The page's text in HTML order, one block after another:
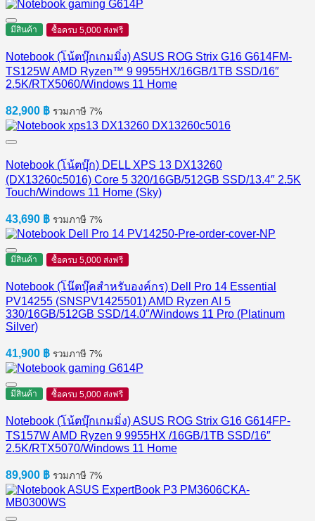
มีสินค้า ซื้อครบ 5,000 ส่งฟรี
Notebook (โน้ตบุ๊กเกมมิ่ง) ASUS ROG Strix G16 G614FM-
TS125W AMD Ryzen™ 9 9955HX/16GB/1TB SSD/16″
2.5K/RTX5060/Windows 11 Home
82,900 ฿ รวมภาษี 7%
Notebook (โน้ตบุ๊ก) DELL XPS 13 DX13260
(DX13260c5016) Core 5 320/16GB/512GB SSD/13.4″ 2.5K
Touch/Windows 11 Home (Sky)
43,690 ฿ รวมภาษี 7%
มีสินค้า ซื้อครบ 5,000 ส่งฟรี
Notebook (โน๊ตบุ๊คสำหรับองค์กร) Dell Pro 14 Essential
PV14255 (SNSPV1425501) AMD Ryzen AI 5
330/16GB/512GB SSD/14.0″/Windows 11 Pro (Platinum
Silver)
41,900 ฿ รวมภาษี 7%
มีสินค้า ซื้อครบ 5,000 ส่งฟรี
Notebook (โน้ตบุ๊กเกมมิ่ง) ASUS ROG Strix G16 G614FP-
TS157W AMD Ryzen 9 9955HX /16GB/1TB SSD/16″
2.5K/RTX5070/Windows 11 Home
89,900 ฿ รวมภาษี 7%